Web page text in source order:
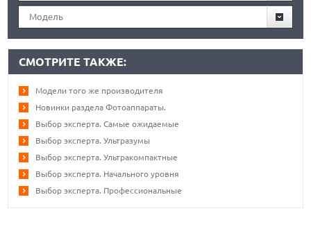
Модель
СМОТРИТЕ ТАКЖЕ:
Модели того же производителя
Новинки раздела Фотоаппараты.
Выбор эксперта. Самые ожидаемые
Выбор эксперта. Ультразумы
Выбор эксперта. Ультракомпактные
Выбор эксперта. Начального уровня
Выбор эксперта. Профессиональные